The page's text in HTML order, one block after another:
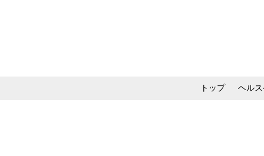
トップ ヘル